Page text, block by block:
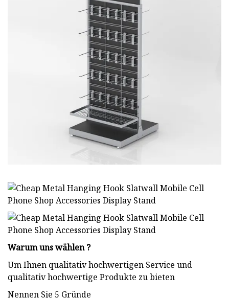
Warum uns wählen ?
Um Ihnen qualitativ hochwertigen Service und
qualitativ hochwertige Produkte zu bieten
Nennen Sie 5 Gründe